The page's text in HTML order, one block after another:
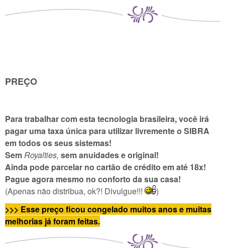
PREÇO
Para trabalhar com esta tecnologia brasileira, você irá
pagar uma taxa única para utilizar livremente o SIBRA
em todos os seus sistemas!
Sem Royalties, sem anuidades e original!
Ainda pode parcelar no cartão de crédito em até 18x!
Pague agora mesmo no conforto da sua casa!
(Apenas não distribua, ok?! Divulgue!!!
)
>>> Esse preço ficou congelado muitos anos e muitas
melhorias já foram feitas.